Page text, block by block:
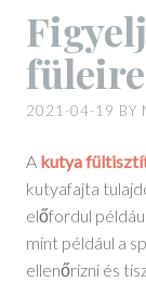
2021-04-19 BY
A kutya
kutyafajta
előfordul
mint például a
ellenőrizni és